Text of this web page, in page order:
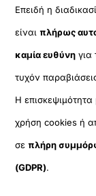
Επειδή η
είναιπλήρως
καμία ευθύνη για
τυχόν
Η επισκεψιμότητα
χρήση cookies ή
σεπλήρη
(GDPR).